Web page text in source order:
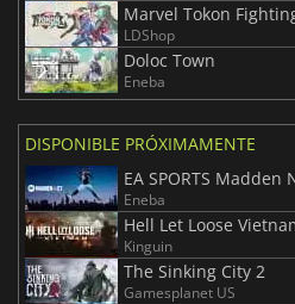
Marvel Tokon
LDShop
Doloc Town
Eneba
DISPONIBLE PRÓXIMAMENTE
EA SPORTS Madden
Eneba
Hell Let Loose
Kinguin
The Sinking City 2
Gamesplanet US